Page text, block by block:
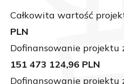
Całkowita wartość
PLN
Dofinansowanie projektu
151 473 124,96 PLN
Dofinansowanie projektu